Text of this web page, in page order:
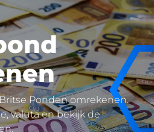
Ponden omrekenen.
valuta en bekijk de